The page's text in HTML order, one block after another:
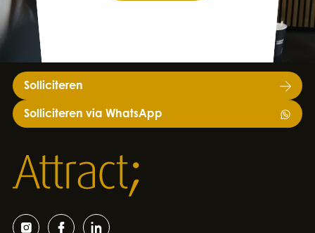
Solliciteren
Solliciteren via WhatsApp